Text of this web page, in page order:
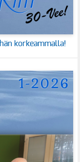
korkeammalla!